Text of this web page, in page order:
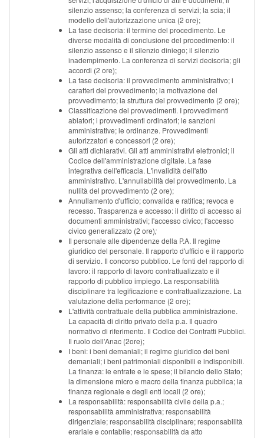
silenzio assenso; la conferenza di servizi; la scia; il
modello dell'autorizzazione unica (2 ore);
La fase decisoria: il termine del procedimento. Le
diverse modalità di conclusione del procedimento: il
silenzio assenso e il silenzio diniego; il silenzio
inadempimento. La conferenza di servizi decisoria; gli
accordi (2 ore);
La fase decisoria: il provvedimento amministrativo; i
caratteri del provvedimento; la motivazione del
provvedimento; la struttura del provvedimento (2 ore);
Classificazione dei provvedimenti. I provvedimenti
ablatori; i provvedimenti ordinatori; le sanzioni
amministrative; le ordinanze. Provvedimenti
autorizzatori e concessori (2 ore);
Gli atti dichiarativi. Gli atti amministrativi elettronici; il
Codice dell'amministrazione digitale. La fase
integrativa dell'efficacia. L'invalidità dell'atto
amministrativo. L'annullabilità del provvedimento. La
nullità del provvedimento (2 ore);
Annullamento d'ufficio; convalida e ratifica; revoca e
recesso. Trasparenza e accesso: il diritto di accesso ai
documenti amministrativi; l'accesso civico; l'accesso
civico generalizzato (2 ore);
Il personale alle dipendenze della P.A. Il regime
giuridico del personale. Il rapporto d'ufficio e il rapporto
di servizio. Il concorso pubblico. Le fonti del rapporto di
lavoro: il rapporto di lavoro contrattualizzato e il
rapporto di pubblico impiego. La responsabilità
disciplinare tra legificazione e contrattualizzazione. La
valutazione della performance (2 ore);
L'attività contrattuale della pubblica amministrazione.
La capacità di diritto privato della p.a. Il quadro
normativo di riferimento. Il Codice dei Contratti Pubblici.
Il ruolo dell'Anac (2ore);
I beni: i beni demaniali; il regime giuridico dei beni
demaniali; i beni patrimoniali disponibili e indisponibili.
La finanza: le entrate e le spese; il bilancio dello Stato;
la dimensione micro e macro della finanza pubblica; la
finanza regionale e degli enti locali (2 ore);
La responsabilità: responsabilità civile della p.a.;
responsabilità amministrativa; responsabilità
dirigenziale; responsabilità disciplinare; responsabilità
erariale e contabile; responsabilità da atto